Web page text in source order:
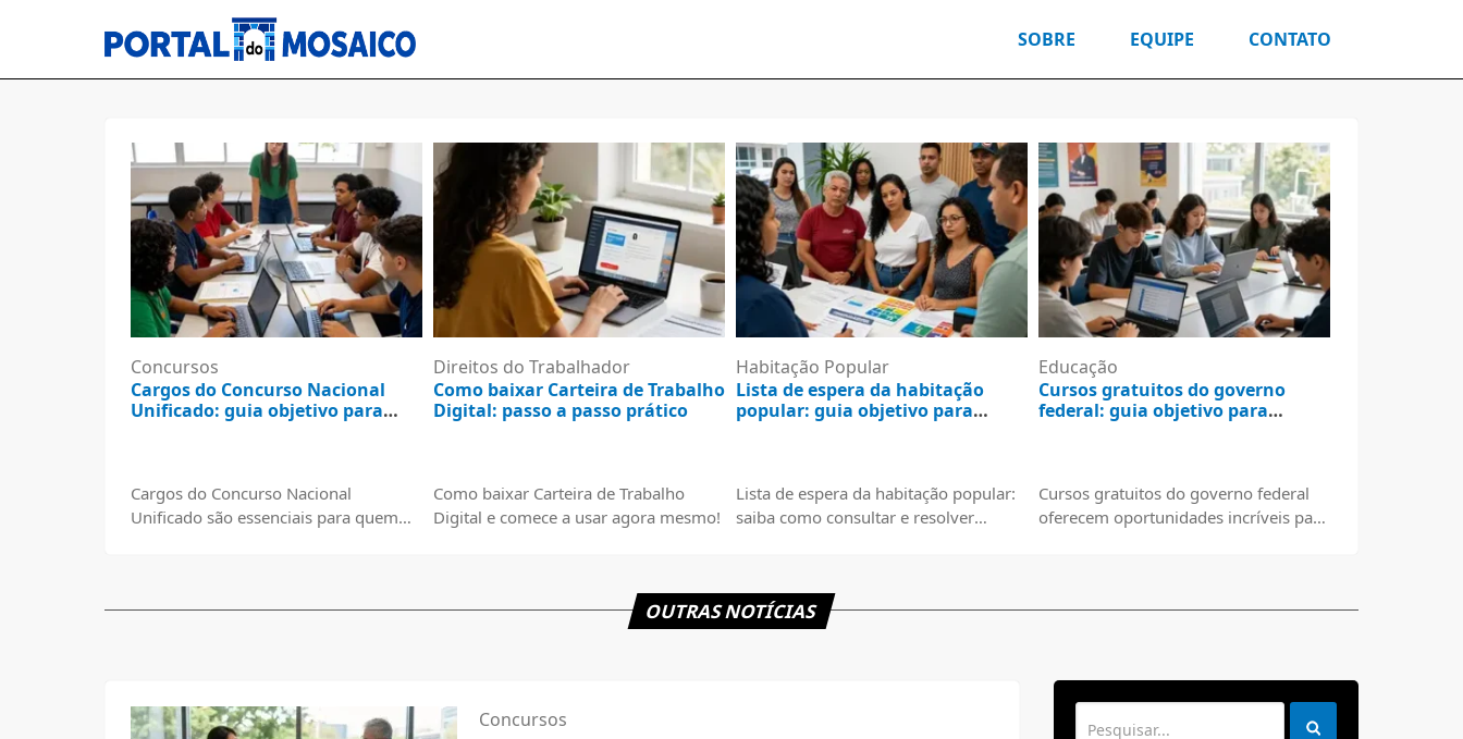
SOBRE EQUIPE CONTATO
Concursos
Cargos do Concurso Nacional
Unificado: guia objetivo para
Cargos do Concurso Nacional
Unificado são essenciais para quem
Direitos do Trabalhador
Como baixar Carteira de Trabalho
Digital: passo a passo prático
Como baixar Carteira de Trabalho
Digital e comece a usar agora mesmo!
Habitação Popular
Lista de espera da habitação
popular: guia objetivo para
Lista de espera da habitação popular:
saiba como consultar e resolver
Educação
Cursos gratuitos do governo
federal: guia objetivo para
Cursos gratuitos do governo federal
oferecem oportunidades incríveis para
OUTRAS NOTÍCIAS
Concursos